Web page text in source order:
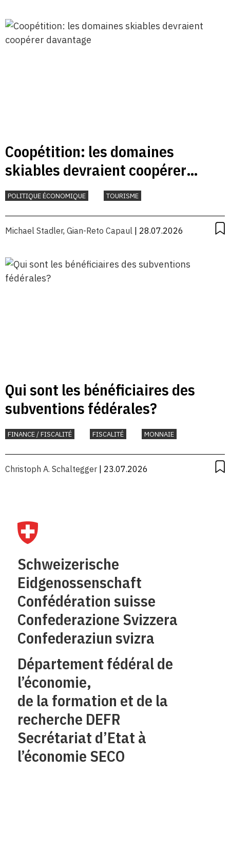
Coopétition: les domaines
skiables devraient coopérer
davantage
POLITIQUE ÉCONOMIQUE TOURISME
Michael Stadler, Gian-Reto Capaul | 28.07.2026
Qui sont les bénéficiaires des
subventions fédérales?
FINANCE / FISCALITÉ FISCALITÉ MONNAIE
Christoph A. Schaltegger | 23.07.2026
Schweizerische
Eidgenossenschaft
Confédération suisse
Confederazione Svizzera
Confederaziun svizra
Département fédéral de
l’économie,
de la formation et de la
recherche DEFR
Secrétariat d’Etat à
l’économie SECO